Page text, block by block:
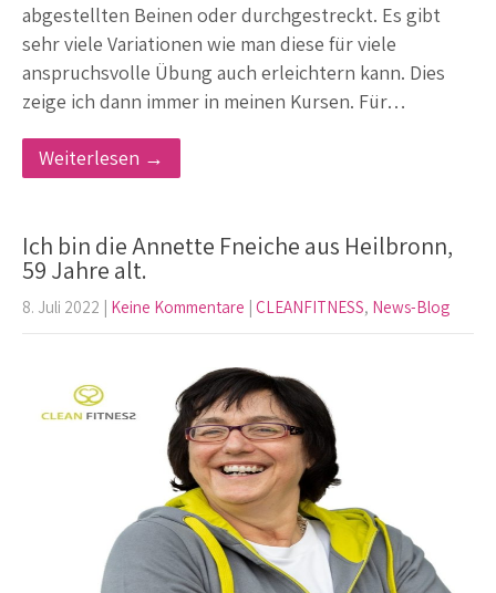
abgestellten Beinen oder durchgestreckt. Es gibt
sehr viele Variationen wie man diese für viele
anspruchsvolle Übung auch erleichtern kann. Dies
zeige ich dann immer in meinen Kursen. Für…
Weiterlesen →
Ich bin die Annette Fneiche aus Heilbronn,
59 Jahre alt.
8. Juli 2022 | Keine Kommentare | CLEANFITNESS, News-Blog